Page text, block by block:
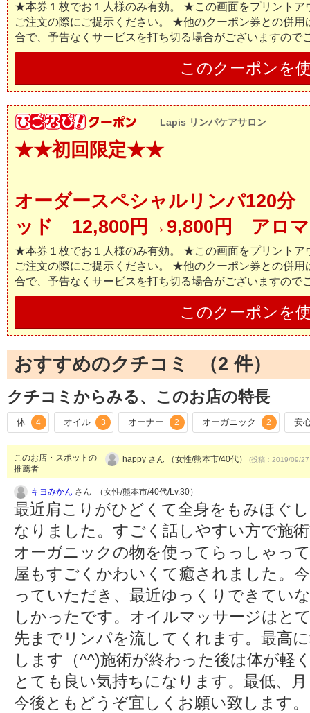
★本券１枚でお１人様のみ有効。 ★この画面をプリントア
ご注文の際にご提示ください。 ★他のクーポン券との併
合で、予告なくサービスを打ち切る場合がございますので
このクーポンを
Lapis リンパケアサロン
★★初回限定★★
オーダースペシャルリンパ120
ッド 12,800円→9,800円 アロマ
★本券１枚でお１人様のみ有効。 ★この画面をプリントア
ご注文の際にご提示ください。 ★他のクーポン券との併
合で、予告なくサービスを打ち切る場合がございますので
このクーポンを
おすすめのクチコミ （2 件）
クチコミからみる、このお店の特長
体 4 オイル 3 オーナー 2 オーガニック 2 安
このお店・スポットの
推薦者
happy さん （女性/熊本市/40代） (投稿：2019/09/
キヨみかん さん （女性/熊本市/40代/Lv.30）
最近肩こりがひどくて全身をもみほぐ
なりました。すごく話しやすい方で施
オーガニックの物を使ってらっしゃっ
屋もすごくかわいくて癒されました。
っていただき、最近ゆっくりできてい
しかったです。オイルマッサージはと
先までリンパを流してくれます。最高
します（^^)施術が終わった後は体が軽
とても良い気持ちになります。最低、
今後ともどうぞ宜しくお願い致します